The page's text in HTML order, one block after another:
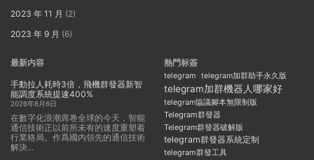
2023 年 11 月 (2)
2023 年 9 月 (6)
最新内容
手動拉人耗時3倍，飛機群發器新智
能調度系統提速400%
2026年8月6日
在數字化浪潮席卷全球的今天，智能
通信技術正以前所未有的速度重塑着
行業格局。作爲國内領先的通信技術
解決...
熱門标簽
telegram telegram加群助手永久版
telegram加群機器人哪家好
telegram協議腳本無限制版
Telegram群發器
Telegram群發器破解版
telegram群發器系統定制
telegram群發工具